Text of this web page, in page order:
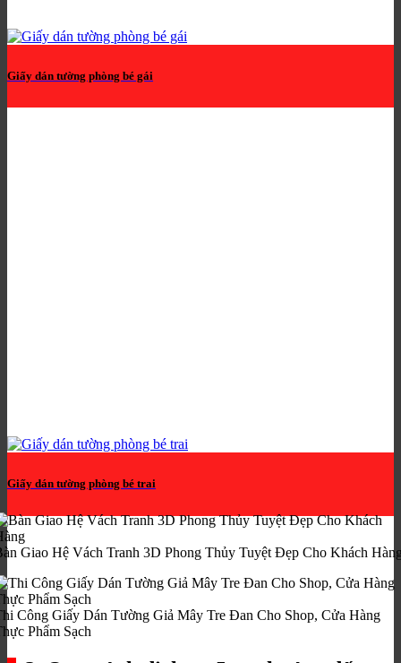
Giấy dán tường phòng bé gái
Giấy dán tường phòng bé trai
Giao Hệ Vách Tranh 3D Phong Thủy Tuyệt Đẹp Cho Khách
Công Giấy Dán Tường Giả Mây Tre Đan Cho Shop, Cửa Hàng
Phẩm Sạch